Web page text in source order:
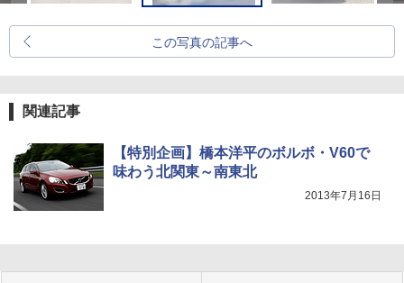
この写真の記事へ
関連記事
【特別企画】橋本洋平のボルボ・V60で
味わう北関東～南東北
2013年7月16日